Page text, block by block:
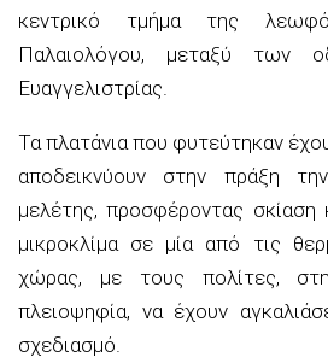
κεντρικό τμήμα της λεω
Παλαιολόγου, μεταξύ των
Ευαγγελιστρίας.
Τα πλατάνια που φυτεύτηκαν
αποδεικνύουν στην πράξη
μελέτης, προσφέροντας σκίαση
μικροκλίμα σε μία από τις
χώρας, με τους πολίτες,
πλειοψηφία, να έχουν
σχεδιασμό.